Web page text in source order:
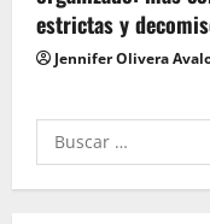
estrictas y
Jennifer Olivera
Buscar
por: